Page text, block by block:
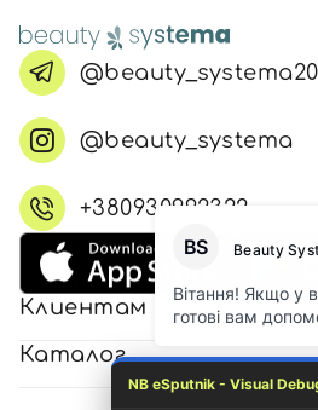
@beauty_systema
+380930992322
Клиентам
Каталог
NB eSputnik - Visual